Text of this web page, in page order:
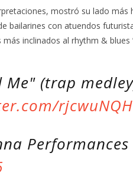
mostró su lado más
bailarines con atuendos
inclinados al rhythm & blues
Me" (trap